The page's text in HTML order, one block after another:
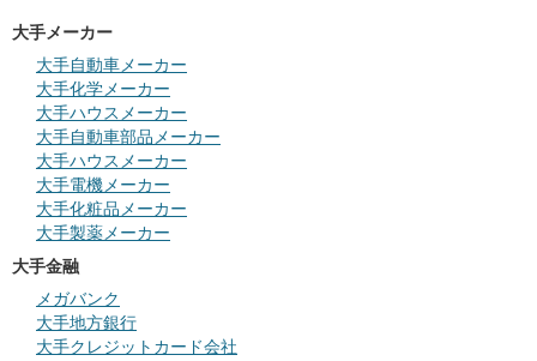
大手メーカー
大手自動車メーカー
大手化学メーカー
大手ハウスメーカー
大手自動車部品メーカー
大手ハウスメーカー
大手電機メーカー
大手化粧品メーカー
大手製薬メーカー
大手金融
メガバンク
大手地方銀行
大手クレジットカード会社